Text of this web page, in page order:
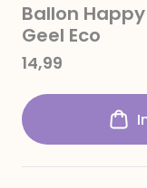
Ballon
Geel Eco
14,99